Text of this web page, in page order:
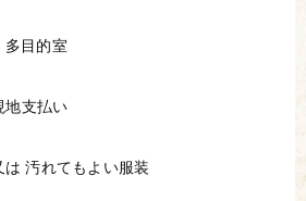
多目的室
支払い
は 汚れてもよい服装